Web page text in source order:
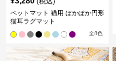
ペットマット 猫用 ぽかぽか円形
猫耳ラグマット
全8色